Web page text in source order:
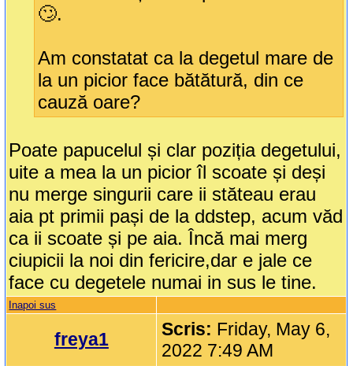
🙄.
Am constatat ca la degetul mare de
la un picior face bătătură, din ce
cauză oare?
Poate papucelul și clar poziția degetului,
uite a mea la un picior îl scoate și deși
nu merge singurii care ii stăteau erau
aia pt primii pași de la ddstep, acum văd
ca ii scoate și pe aia. Încă mai merg
ciupicii la noi din fericire,dar e jale ce
face cu degetele numai in sus le tine.
Inapoi sus
freya1 Scris: Friday, May 6,
2022 7:49 AM